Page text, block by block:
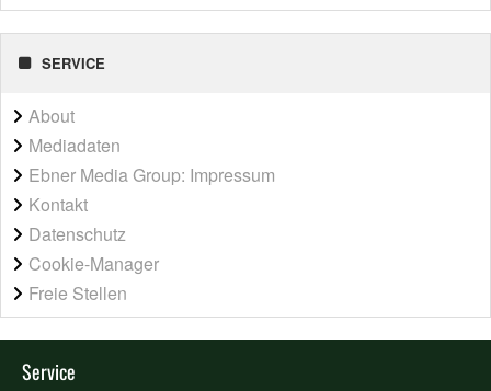
SERVICE
About
Mediadaten
Ebner Media Group: Impressum
Kontakt
Datenschutz
Cookie-Manager
Freie Stellen
Service